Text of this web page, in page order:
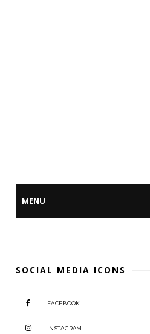
SOCIAL MEDIA ICONS
FACEBOOK
INSTAGRAM